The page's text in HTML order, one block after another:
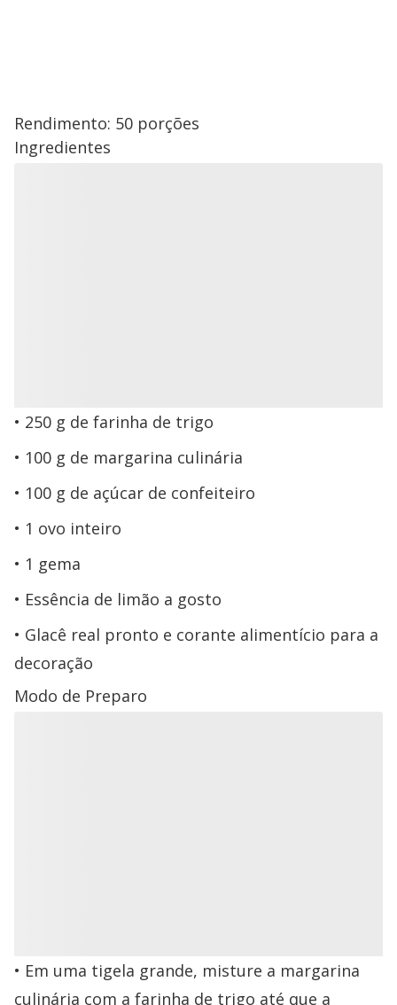
Rendimento: 50 porções
Ingredientes
250 g de farinha de trigo
100 g de margarina culinária
100 g de açúcar de confeiteiro
1 ovo inteiro
1 gema
Essência de limão a gosto
Glacê real pronto e corante alimentício para a
decoração
Modo de Preparo
Em uma tigela grande, misture a margarina
culinária com a farinha de trigo até que a